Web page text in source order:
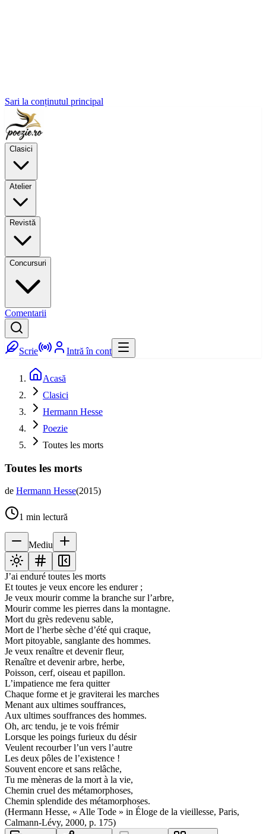
Sari la conținutul principal
Clasici
Atelier
Revistă
Concursuri
Comentarii
Scrie Intră în cont
Acasă
Clasici
Hermann Hesse
Poezie
Toutes les morts
Toutes les morts
de Hermann Hesse(2015)
1 min lectură
Mediu
J’ai enduré toutes les morts
Et toutes je veux encore les endurer ;
Je veux mourir comme la branche sur l’arbre,
Mourir comme les pierres dans la montagne.
Mort du grès redevenu sable,
Mort de l’herbe sèche d’été qui craque,
Mort pitoyable, sanglante des hommes.
Je veux renaître et devenir fleur,
Renaître et devenir arbre, herbe,
Poisson, cerf, oiseau et papillon.
L’impatience me fera quitter
Chaque forme et je graviterai les marches
Menant aux ultimes souffrances,
Aux ultimes souffrances des hommes.
Oh, arc tendu, je te vois frémir
Lorsque les poings furieux du désir
Veulent recourber l’un vers l’autre
Les deux pôles de l’existence !
Souvent encore et sans relâche,
Tu me mèneras de la mort à la vie,
Chemin cruel des métamorphoses,
Chemin splendide des métamorphoses.
(Hermann Hesse, « Alle Tode » in Éloge de la vieillesse, Paris,
Calmann-Lévy, 2000, p. 175)